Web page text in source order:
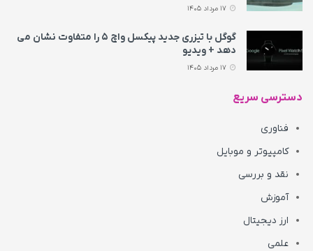
گوگل با تیزری جدید پیکسل واچ ۵ را متفاوت نشان می‌
دهد + ویدیو
دسترسی سریع
فناوری
کامپیوتر و موبایل
نقد و بررسی
آموزش
ارز دیجیتال
علمی